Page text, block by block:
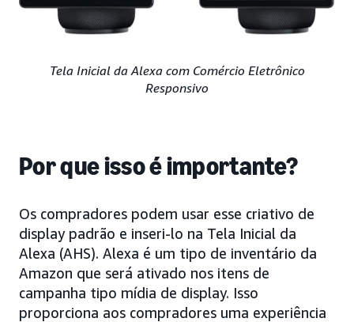
Tela Inicial da Alexa com Comércio Eletrônico
Responsivo
Por que isso é importante?
Os compradores podem usar esse criativo de
display padrão e inseri-lo na Tela Inicial da
Alexa (AHS). Alexa é um tipo de inventário da
Amazon que será ativado nos itens de
campanha tipo mídia de display. Isso
proporciona aos compradores uma experiência